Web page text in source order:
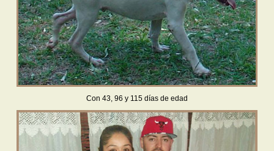
Con 43, 96 y 115 días de edad